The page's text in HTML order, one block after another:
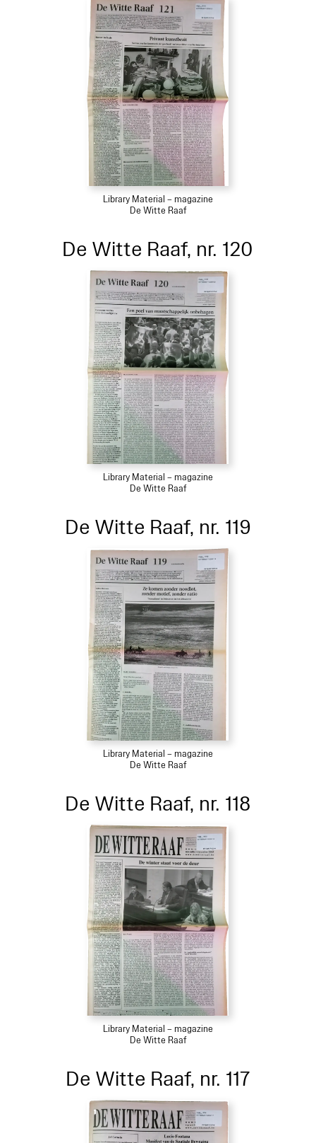
Library Material – magazine
De Witte Raaf
De Witte Raaf, nr. 120
Library Material – magazine
De Witte Raaf
De Witte Raaf, nr. 119
Library Material – magazine
De Witte Raaf
De Witte Raaf, nr. 118
Library Material – magazine
De Witte Raaf
De Witte Raaf, nr. 117